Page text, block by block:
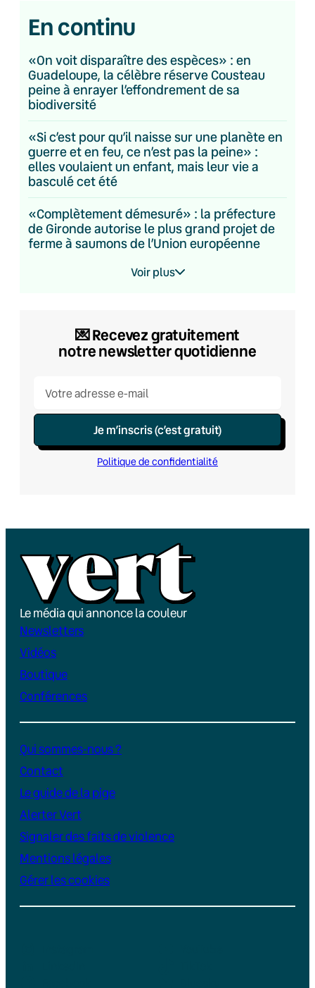
En continu
«On voit disparaître des espèces» : en
Guadeloupe, la célèbre réserve Cousteau
peine à enrayer l’effondrement de sa
biodiversité
«Si c’est pour qu’il naisse sur une planète en
guerre et en feu, ce n’est pas la peine» :
elles voulaient un enfant, mais leur vie a
basculé cet été
«Complètement démesuré» : la préfecture
de Gironde autorise le plus grand projet de
ferme à saumons de l’Union européenne
Voir plus
💌​ Recevez gratuitement
notre newsletter quotidienne
Je m’inscris (c’est gratuit)
Politique de confidentialité
Le média qui annonce la couleur
Newsletters
Vidéos
Boutique
Conférences
Qui sommes-nous ?
Contact
Le guide de la pige
Alerter Vert
Signaler des faits de violence
Mentions légales
Gérer les cookies